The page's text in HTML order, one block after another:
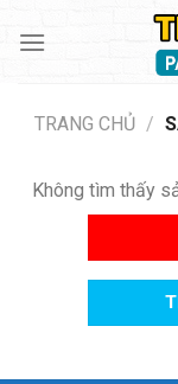
TRANG CHỦ /
Không tìm thấy